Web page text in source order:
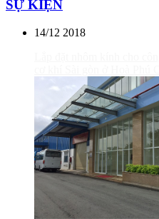
SỰ KIỆN
14/12 2018